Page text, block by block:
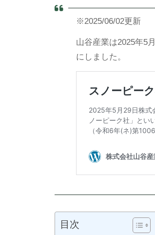
※2025/06/02更新
山谷産業は2025年5
にしました。
目次